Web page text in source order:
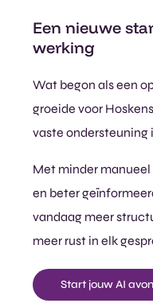
Een nieuwe
werking
Wat begon als een
groeide voor
vaste ondersteuning
Met minder
en beter
vandaag meer
meer rust in elk
Start jouw AI